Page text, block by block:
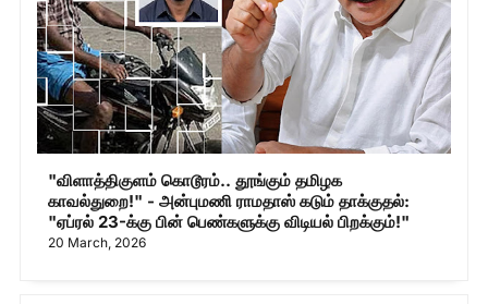
"விளாத்திகுளம் கொடூரம்.. தூங்கும் தமிழக
காவல்துறை!" - அன்புமணி ராமதாஸ் கடும் தாக்குதல்:
"ஏப்ரல் 23-க்கு பின் பெண்களுக்கு விடியல் பிறக்கும்!"
20 March, 2026